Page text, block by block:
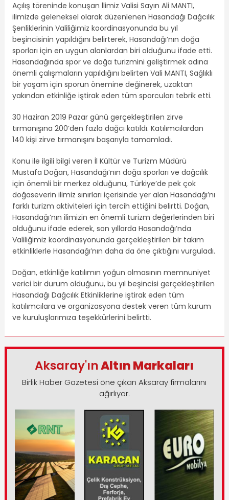
Açılış töreninde konuşan İlimiz Valisi Sayın Ali MANTI,
ilimizde geleneksel olarak düzenlenen Hasandağı Dağcılık
Şenliklerinin Valiliğimiz koordinasyonunda bu yıl
beşincisinin yapıldığını belirterek, Hasandağı’nın doğa
sporları için en uygun alanlardan biri olduğunu ifade etti.
Hasandağında spor ve doğa turizmini geliştirmek adına
önemli çalışmaların yapıldığını belirten Vali MANTI, Sağlıklı
bir yaşam için sporun önemine değinerek, uzaktan
yakından etkinliğe iştirak eden tüm sporcuları tebrik etti.
30 Haziran 2019 Pazar günü gerçekleştirilen zirve
tırmanışına 200’den fazla dağcı katıldı. Katılımcılardan
140 kişi zirve tırmanışını başarıyla tamamladı.
Konu ile ilgili bilgi veren İl Kültür ve Turizm Müdürü
Mustafa Doğan, Hasandağı’nın doğa sporları ve dağcılık
için önemli bir merkez olduğunu, Türkiye’de pek çok
doğaseverin ilimiz sınırları içerisinde yer alan Hasandağı’nı
farklı turizm aktiviteleri için tercih ettiğini belirtti. Doğan,
Hasandağı’nın ilimizin en önemli turizm değerlerinden biri
olduğunu ifade ederek, son yıllarda Hasandağı’nda
Valiliğimiz koordinasyonunda gerçekleştirilen bir takım
etkinliklerle Hasandağı’nın daha da öne çıktığını vurguladı.
Doğan, etkinliğe katılımın yoğun olmasının memnuniyet
verici bir durum olduğunu, bu yıl beşincisi gerçekleştirilen
Hasandağı Dağcılık Etkinliklerine iştirak eden tüm
katılımcılara ve organizasyona destek veren tüm kurum
ve kuruluşlarımıza teşekkürlerini belirtti.
Aksaray'ınAltın Markaları
Birlik Haber Gazetesi öne çıkan Aksaray firmalarını
ağırlıyor.